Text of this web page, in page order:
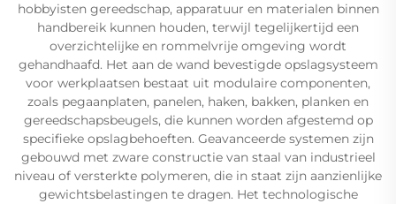
hobbyisten gereedschap, apparatuur en materialen binnen
handbereik kunnen houden, terwijl tegelijkertijd een
overzichtelijke en rommelvrije omgeving wordt
gehandhaafd. Het aan de wand bevestigde opslagsysteem
voor werkplaatsen bestaat uit modulaire componenten,
zoals pegaanplaten, panelen, haken, bakken, planken en
gereedschapsbeugels, die kunnen worden afgestemd op
specifieke opslagbehoeften. Geavanceerde systemen zijn
gebouwd met zware constructie van staal van industrieel
niveau of versterkte polymeren, die in staat zijn aanzienlijke
gewichtsbelastingen te dragen. Het technologische